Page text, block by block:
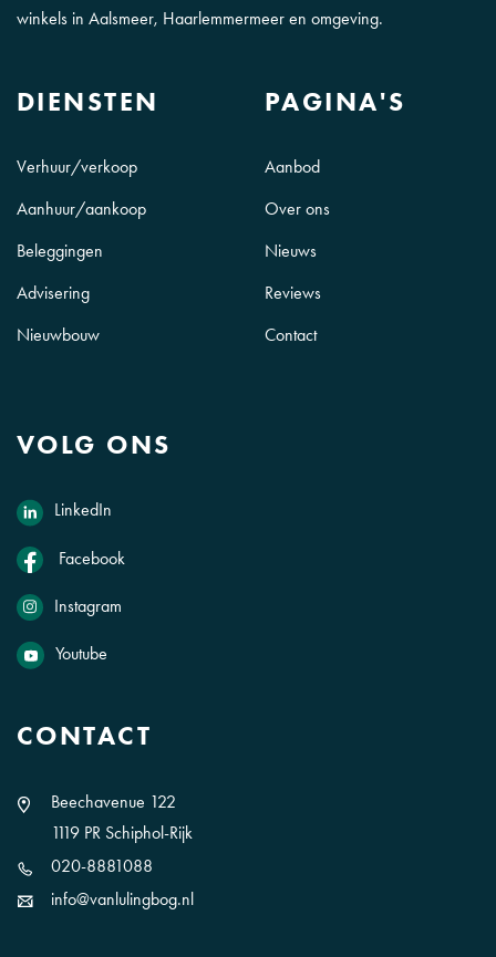
winkels in Aalsmeer, Haarlemmermeer en omgeving.
DIENSTEN
Verhuur/verkoop
Aanhuur/aankoop
Beleggingen
Advisering
Nieuwbouw
PAGINA'S
Aanbod
Over ons
Nieuws
Reviews
Contact
VOLG ONS
LinkedIn
Facebook
Instagram
Youtube
CONTACT
Beechavenue 122
1119 PR Schiphol-Rijk
020-8881088
info@vanlulingbog.nl